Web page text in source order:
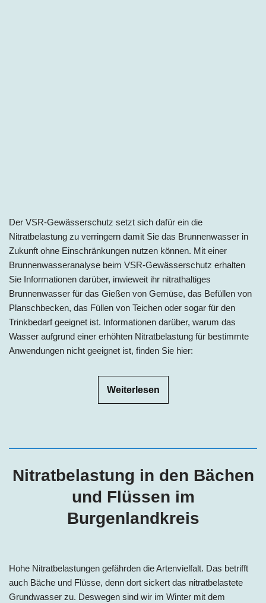
Der VSR-Gewässerschutz setzt sich dafür ein die
Nitratbelastung zu verringern damit Sie das Brunnenwasser in
Zukunft ohne Einschränkungen nutzen können. Mit einer
Brunnenwasseranalyse beim VSR-Gewässerschutz erhalten
Sie Informationen darüber, inwieweit ihr nitrathaltiges
Brunnenwasser für das Gießen von Gemüse, das Befüllen von
Planschbecken, das Füllen von Teichen oder sogar für den
Trinkbedarf geeignet ist. Informationen darüber, warum das
Wasser aufgrund einer erhöhten Nitratbelastung für bestimmte
Anwendungen nicht geeignet ist, finden Sie hier:
Weiterlesen
Nitratbelastung in den Bächen
und Flüssen im
Burgenlandkreis
Hohe Nitratbelastungen gefährden die Artenvielfalt. Das betrifft
auch Bäche und Flüsse, denn dort sickert das nitratbelastete
Grundwasser zu. Deswegen sind wir im Winter mit dem